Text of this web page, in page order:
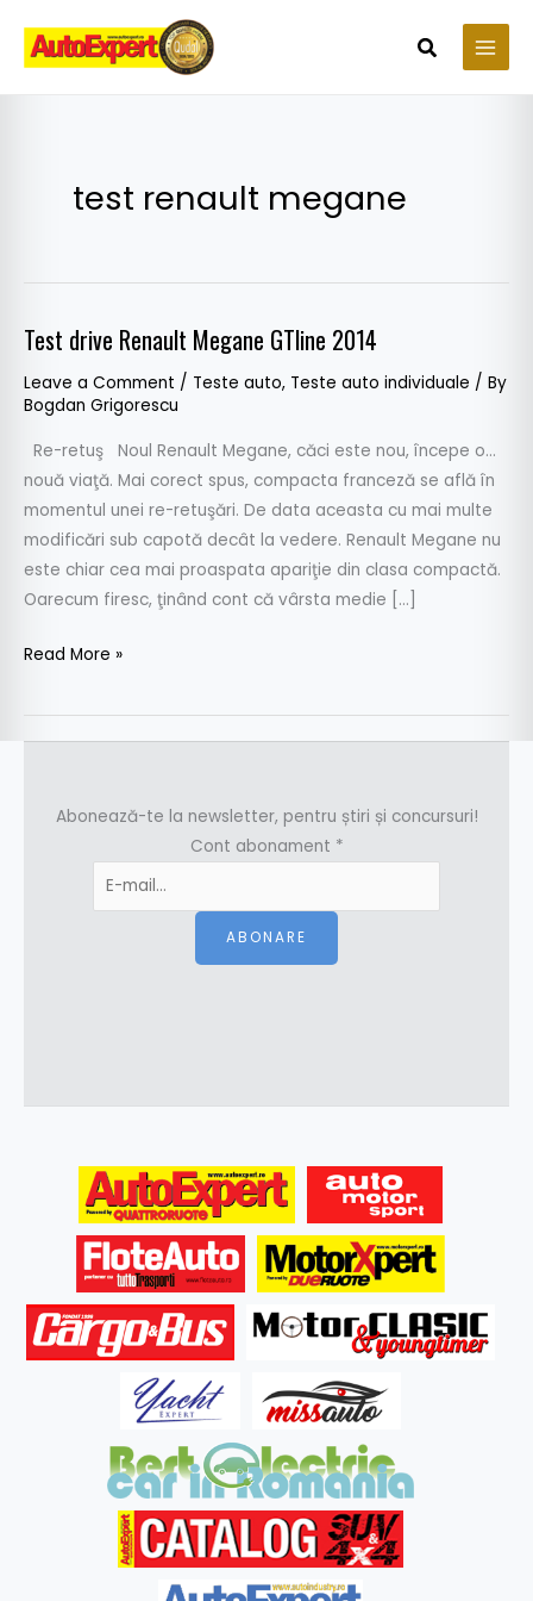
content
Search
test renault megane
Test drive Renault Megane GTline 2014
Leave a Comment / Teste auto, Teste auto individuale / By
Bogdan Grigorescu
Re-retuş Noul Renault Megane, căci este nou, începe o…
nouă viaţă. Mai corect spus, compacta franceză se află în
momentul unei re-retuşări. De data aceasta cu mai multe
modificări sub capotă decât la vedere. Renault Megane nu
este chiar cea mai proaspata apariţie din clasa compactă.
Oarecum firesc, ţinând cont că vârsta medie […]
Test
Renault
GTline
2014
Read More »
Abonează-te la newsletter, pentru știri și concursuri!
Cont abonament *
ABONARE